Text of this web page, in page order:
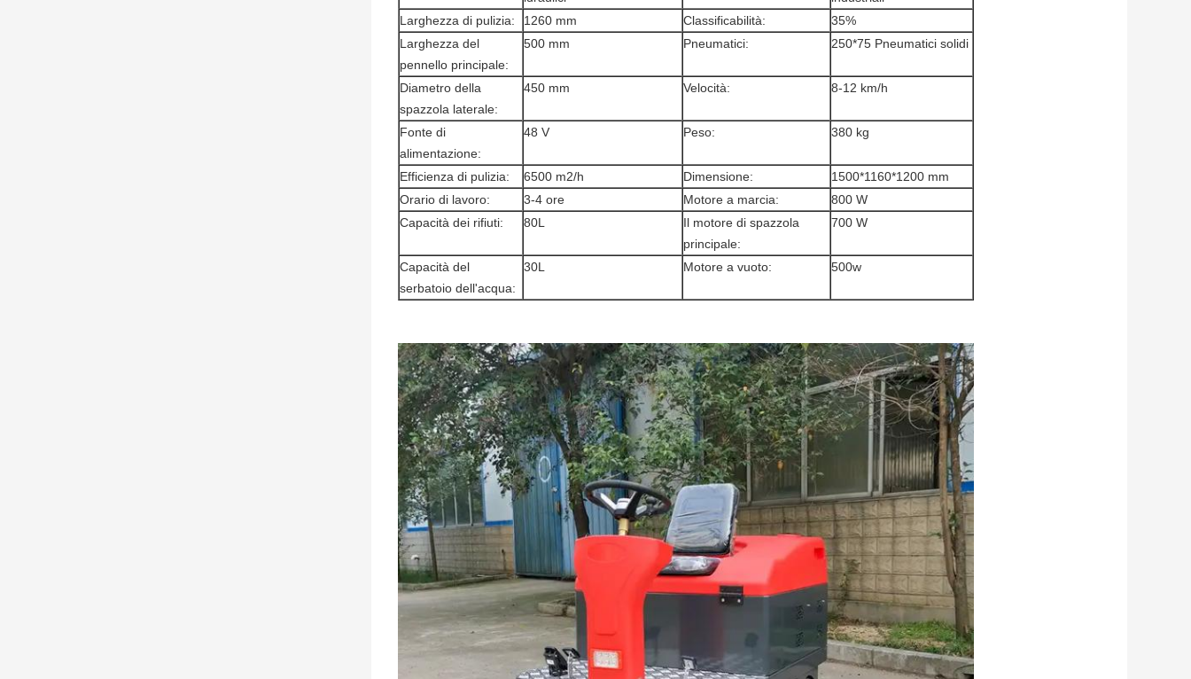
Larghezza di pulizia:
1260 mm Classificabilità:
35%
Larghezza del
pennello principale:
500 mm Pneumatici: 250*75 Pneumatici solidi
Diametro della
spazzola laterale:
450 mm Velocità: 8-12 km/h
Fonte di
alimentazione:
48 V Peso: 380 kg
Efficienza di pulizia: 6500 m2/h Dimensione:
1500*1160*1200 mm
Orario di lavoro:
3-4 ore Motore a marcia:
800 W
Capacità dei rifiuti:
80L
Il motore di spazzola
principale:
700 W
Capacità del
serbatoio dell'acqua:
30L Motore a vuoto: 500w